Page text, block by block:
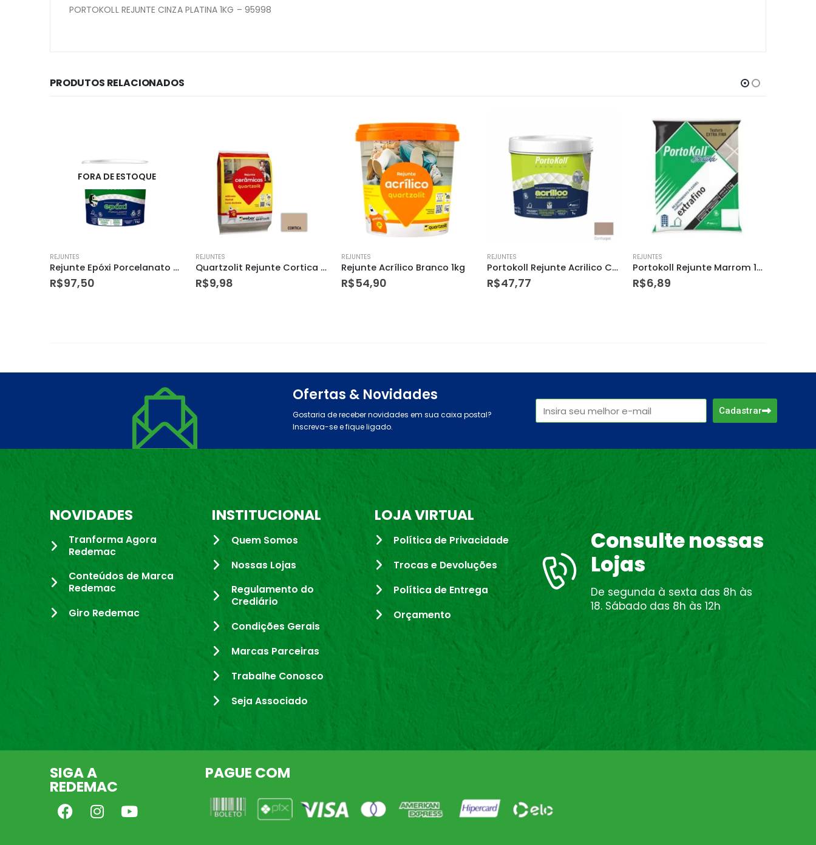
PORTOKOLL REJUNTE CINZA PLATINA 1KG – 95998
PRODUTOS RELACIONADOS
REJUNTES
Quartzolit Rejunte Cortica – 1kg
R$9,98
REJUNTES
Rejunte Acrílico Branco 1kg
R$54,90
REJUNTES
R$47,77
REJUNTES
Portokoll Rejunte Marrom 1kg – 96001
R$6,89
REJUNTES
Rejunte Acrílico Corda 1kg
R$59,90
Ofertas & Novidades
Gostaria de receber novidades em sua caixa postal?
Inscreva-se e fique ligado.
Cadastrar
NOVIDADES
Tranforma Agora
Redemac
Conteúdos de Marca
Redemac
Giro Redemac
INSTITUCIONAL
Quem Somos
Nossas Lojas
Regulamento do
Crediário
Condições Gerais
Marcas Parceiras
Trabalhe Conosco
Seja Associado
LOJA VIRTUAL
Política de Privacidade
Trocas e Devoluções
Política de Entrega
Orçamento
Consulte nossas
Lojas
De segunda à sexta das 8h às
18. Sábado das 8h às 12h
SIGA A
REDEMAC
PAGUE COM